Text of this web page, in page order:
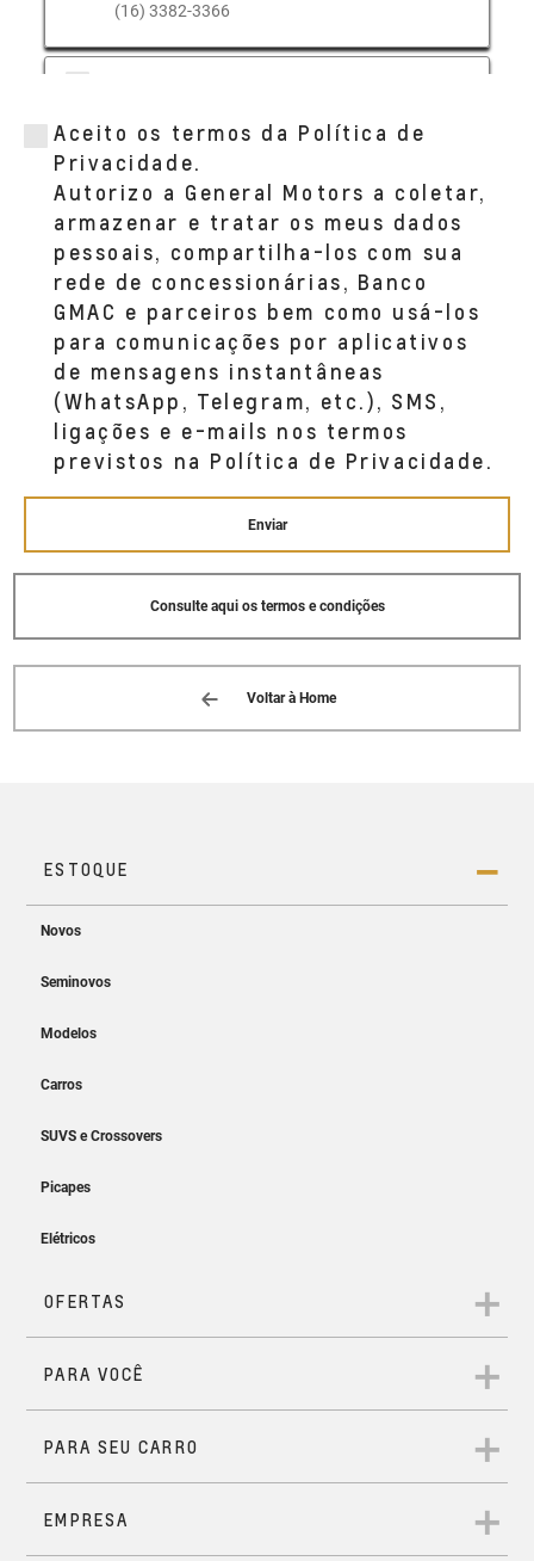
(16) 3382-3366
BAIRRO JARDIM TREVO BARIRI, SP 17250-
-000
(14) 3662-9220
GRACIANO (ACDELCO ARARAQUARA)
AV PADRE JOSE DE ANCHIETA, 1.225
LOJA 1.235 - PARQUE ALVORADA
ARARAQUARA, SP 14807--150
(16) 3503-3323
GRACIANO (IBITINGA)
AV. CEL. CLEMENTINO GONÇALVES, 1527
CENTRO IBITINGA, 14940--034
(16) 3352-7433
Aceito os termos da Política de
Privacidade.
Autorizo a General Motors a coletar,
armazenar e tratar os meus dados
pessoais, compartilha-los com sua
rede de concessionárias, Banco
GMAC e parceiros bem como usá-los
para comunicações por aplicativos
de mensagens instantâneas
(WhatsApp, Telegram, etc.), SMS,
ligações e e-mails nos termos
previstos na Política de Privacidade.
Enviar
Consulte aqui os termos e condições
Voltar à Home